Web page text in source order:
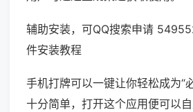
辅助安装，可QQ搜索申请
件安装教程
手机打牌可以一键让你轻松成为“
十分简单，打开这个应用便可以